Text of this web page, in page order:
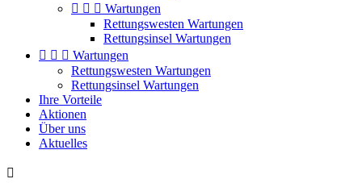
   Wartungen
Rettungswesten Wartungen
Rettungsinsel Wartungen
   Wartungen
Rettungswesten Wartungen
Rettungsinsel Wartungen
Ihre Vorteile
Aktionen
Über uns
Aktuelles
